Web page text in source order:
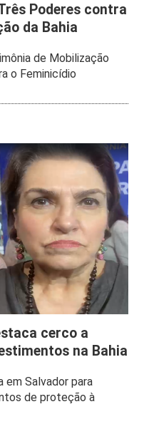
Poderes contra
da Bahia
de Mobilização
o Feminicídio
cerco a
na Bahia
em Salvador para
de proteção à